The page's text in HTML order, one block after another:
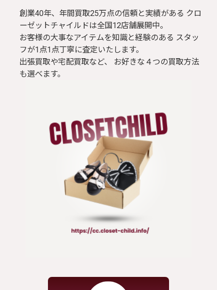
創業40年、年間買取25万点の信頼と実績がある クロ
ーゼットチャイルドは全国12店舗展開中。
お客様の大事なアイテムを知識と経験のある スタッ
フが1点1点丁寧に査定いたします。
出張買取や宅配買取など、 お好きな４つの買取方法
も選べます。